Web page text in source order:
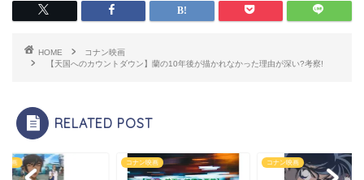
HOME
コナン映画
【天国へのカウントダウン】蘭の10年後が描かれなかった理由が深い?考察!
RELATED POST
映画 コナン映画 コナン映画